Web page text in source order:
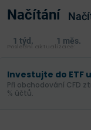
Načítání
1 týd. 1 měs.
Investujte do ETF
Při obchodování CFD
% účtů.
Poslední aktualizace: